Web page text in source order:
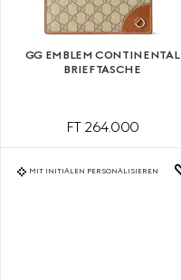
GG EMBLEM CONTINENTAL
BRIEFTASCHE
FT 264.000
MIT INITIALEN PERSONALISIEREN